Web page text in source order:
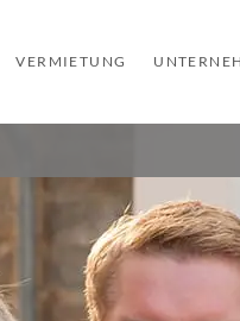
VERMIETUNG